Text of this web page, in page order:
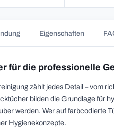
Eigenschaften
für die professionelle
zählt jedes Detail – vom
bilden die Grundlage für
werden. Wer auf farbcodierte
Hygienekonzepte.